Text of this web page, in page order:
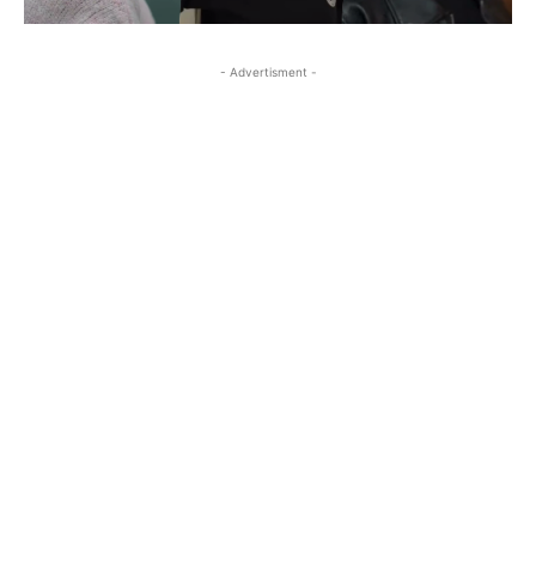
- Advertisment -